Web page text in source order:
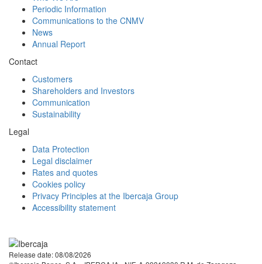
Periodic Information
Communications to the CNMV
News
Annual Report
Contact
Customers
Shareholders and Investors
Communication
Sustainability
Legal
Data Protection
Legal disclaimer
Rates and quotes
Cookies policy
Privacy Principles at the Ibercaja Group
Accessibility statement
Release date: 08/08/2026